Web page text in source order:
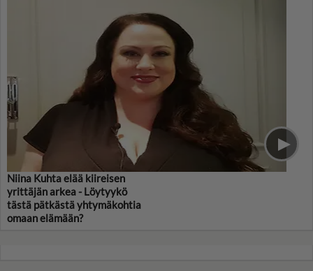
Niina Kuhta elää kiireisen
yrittäjän arkea - Löytyykö
tästä pätkästä yhtymäkohtia
omaan elämään?